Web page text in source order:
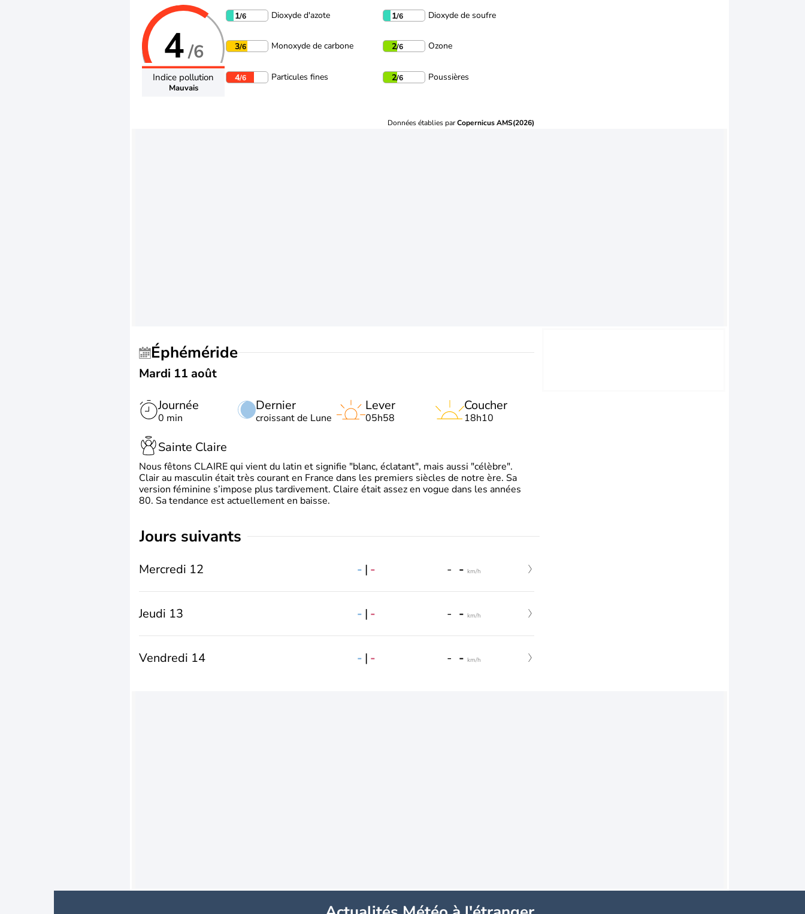
4/6
Indice pollution
Mauvais
1/6 Dioxyde d'azote 1/6 Dioxyde de soufre
3/6 Monoxyde de carbone 2/6 Ozone
4/6 Particules fines 2/6 Poussières
Données établies parCopernicus AMS(2026)
Éphéméride
Mardi 11 août
Journée
0 min
Dernier
croissant de Lune
Lever
05h58
Coucher
18h10
Sainte Claire
Nous fêtons CLAIRE qui vient du latin et signifie "blanc, éclatant", mais aussi "célèbre".
Clair au masculin était très courant en France dans les premiers siècles de notre ère. Sa
version féminine s’impose plus tardivement. Claire était assez en vogue dans les années
80. Sa tendance est actuellement en baisse.
jours suivants
Mercredi 12 - | - - - km/h
Jeudi 13 - | - - - km/h
Vendredi 14 - | - - - km/h